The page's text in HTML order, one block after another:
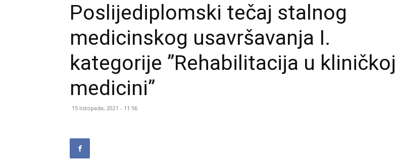
stranice
Poslijediplomski tečaj stalnog
medicinskog usavršavanja I.
kategorije ”Rehabilitacija u kliničkoj
medicini”
15 listopada, 2021 - 11:56